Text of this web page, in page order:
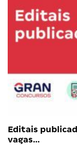
Editais
vagas…